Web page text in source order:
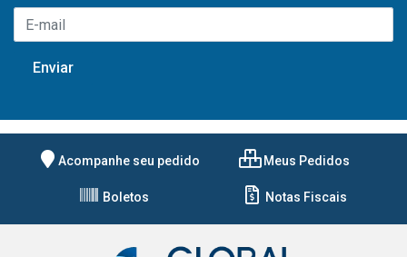
Acompanhe seu pedido Meus Pedidos
Boletos Notas Fiscais